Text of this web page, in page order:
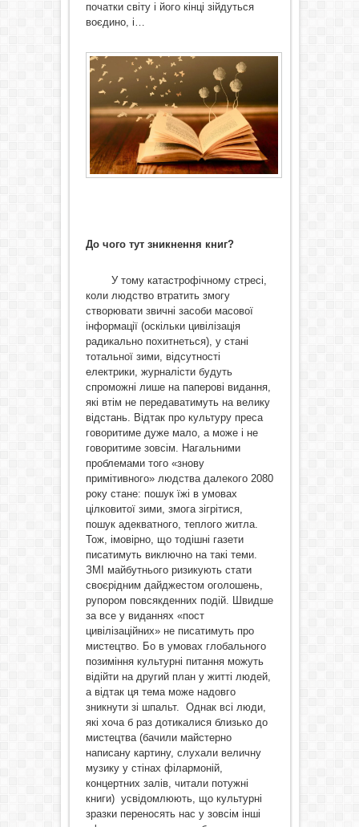
початки світу і його кінці зійдуться
воєдино, і…
До чого тут зникнення книг?
У тому катастрофічному стресі,
коли людство втратить змогу
створювати звичні засоби масової
інформації (оскільки цивілізація
радикально похитнеться), у стані
тотальної зими, відсутності
електрики, журналісти будуть
спроможні лише на паперові видання,
які втім не передаватимуть на велику
відстань. Відтак про культуру преса
говоритиме дуже мало, а може і не
говоритиме зовсім. Нагальними
проблемами того «знову
примітивного» людства далекого 2080
року стане: пошук їжі в умовах
цілковитої зими, змога зігрітися,
пошук адекватного, теплого житла.
Тож, імовірно, що тодішні газети
писатимуть виключно на такі теми.
ЗМІ майбутнього ризикують стати
своєрідним дайджестом оголошень,
рупором повсякденних подій. Швидше
за все у виданнях «пост
цивілізаційних» не писатимуть про
мистецтво. Бо в умовах глобального
позиміння культурні питання можуть
відійти на другий план у житті людей,
а відтак ця тема може надовго
зникнути зі шпальт. Однак всі люди,
які хоча б раз дотикалися близько до
мистецтва (бачили майстерно
написану картину, слухали величну
музику у стінах філармоній,
концертних залів, читали потужні
книги) усвідомлюють, що культурні
зразки переносять нас у зовсім інші